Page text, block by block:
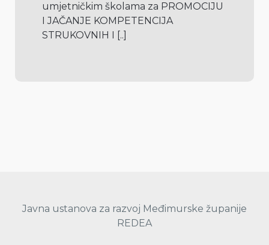
umjetničkim školama za PROMOCIJU
I JAČANJE KOMPETENCIJA
STRUKOVNIH I [..]
Javna ustanova za razvoj Međimurske županije
REDEA